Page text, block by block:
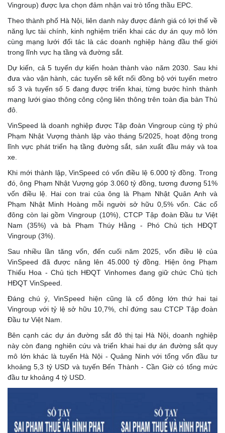
Vingroup) được lựa chọn đảm nhận vai trò tổng thầu EPC.
Theo thành phố Hà Nội, liên danh này được đánh giá có lợi thế về
năng lực tài chính, kinh nghiệm triển khai các dự án quy mô lớn
cùng mạng lưới đối tác là các doanh nghiệp hàng đầu thế giới
trong lĩnh vực hạ tầng và đường sắt.
Dự kiến, cả 5 tuyến dự kiến hoàn thành vào năm 2030. Sau khi
đưa vào vận hành, các tuyến sẽ kết nối đồng bộ với tuyến metro
số 3 và tuyến số 5 đang được triển khai, từng bước hình thành
mạng lưới giao thông công cộng liên thông trên toàn địa bàn Thủ
đô.
VinSpeed là doanh nghiệp được Tập đoàn Vingroup cùng tỷ phú
Phạm Nhật Vượng thành lập vào tháng 5/2025, hoạt động trong
lĩnh vực phát triển hạ tầng đường sắt, sản xuất đầu máy và toa
xe.
Khi mới thành lập, VinSpeed có vốn điều lệ 6.000 tỷ đồng. Trong
đó, ông Phạm Nhật Vượng góp 3.060 tỷ đồng, tương đương 51%
vốn điều lệ. Hai con trai của ông là Phạm Nhật Quân Anh và
Phạm Nhật Minh Hoàng mỗi người sở hữu 0,5% vốn. Các cổ
đông còn lại gồm Vingroup (10%), CTCP Tập đoàn Đầu tư Việt
Nam (35%) và bà Phạm Thúy Hằng - Phó Chủ tịch HĐQT
Vingroup (3%).
Sau nhiều lần tăng vốn, đến cuối năm 2025, vốn điều lệ của
VinSpeed đã được nâng lên 45.000 tỷ đồng. Hiện ông Phạm
Thiếu Hoa - Chủ tịch HĐQT Vinhomes đang giữ chức Chủ tịch
HĐQT VinSpeed.
Đáng chú ý, VinSpeed hiện cũng là cổ đông lớn thứ hai tại
Vingroup với tỷ lệ sở hữu 10,7%, chỉ đứng sau CTCP Tập đoàn
Đầu tư Việt Nam.
Bên cạnh các dự án đường sắt đô thị tại Hà Nội, doanh nghiệp
này còn đang nghiên cứu và triển khai hai dự án đường sắt quy
mô lớn khác là tuyến Hà Nội - Quảng Ninh với tổng vốn đầu tư
khoảng 5,3 tỷ USD và tuyến Bến Thành - Cần Giờ có tổng mức
đầu tư khoảng 4 tỷ USD.